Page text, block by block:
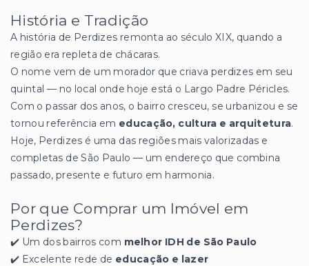
História e Tradição
A história de Perdizes remonta ao século XIX, quando a
região era repleta de chácaras.
O nome vem de um morador que criava perdizes em seu
quintal — no local onde hoje está o Largo Padre Péricles.
Com o passar dos anos, o bairro cresceu, se urbanizou e se
tornou referência em educação, cultura e arquitetura.
Hoje, Perdizes é uma das regiões mais valorizadas e
completas de São Paulo — um endereço que combina
passado, presente e futuro em harmonia.
Por que Comprar um Imóvel em
Perdizes?
✔️ Um dos bairros com melhor IDH de São Paulo
✔️ Excelente rede de educação e lazer